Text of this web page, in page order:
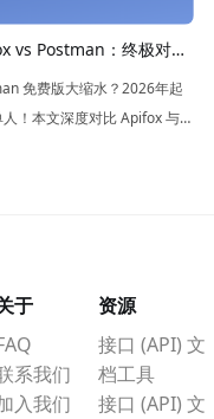
vs Postman：终极对比
免费版大缩水？2026年起
！本文深度对比 Apifox 与
于
系我们
入我们
资源
接口 (API) 文
档工具
接口 (API) 文